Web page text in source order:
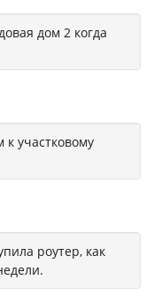
дом 2 когда
к участковому
роутер, как